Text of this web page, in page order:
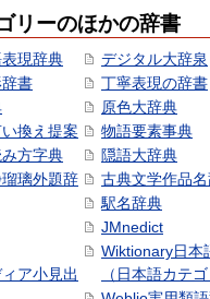
リーのほかの辞書
現辞典
書
換え提案
方字典
璃外題辞
ア小見出
デジタル大辞泉
丁寧表現の辞書
原色大辞典
物語要素事典
隠語大辞典
古典文学作品
駅名辞典
JMnedict
Wiktionary日本
（日本語カテ